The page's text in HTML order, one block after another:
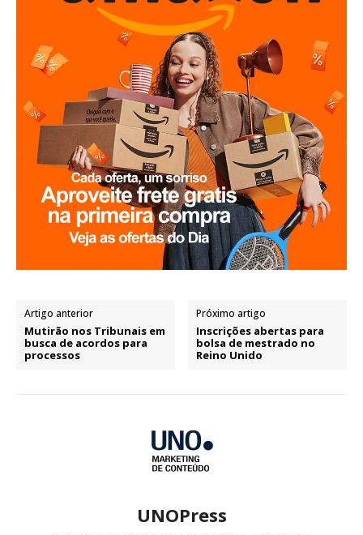
Artigo anterior
Mutirão nos Tribunais em
busca de acordos para
processos
Próximo artigo
Inscrições abertas para
bolsa de mestrado no
Reino Unido
UNOPress